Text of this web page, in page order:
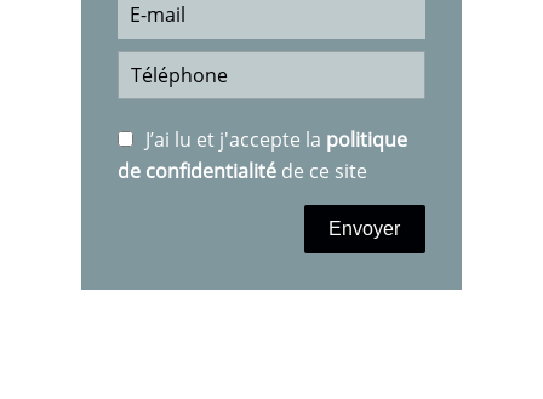
J’ai lu et j'accepte la politique
de confidentialité de ce site
Envoyer